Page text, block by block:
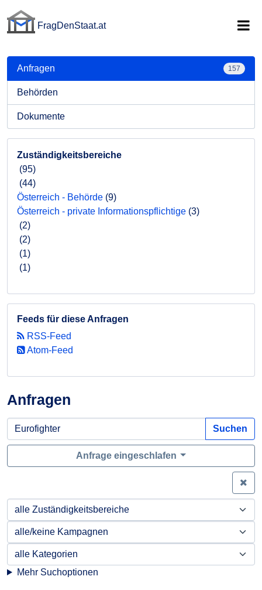
FragDenStaat.at
Anfragen
Suchen
Anfrage eingeschlafen
Mehr Suchoptionen
Anfragen 157
Behörden
Dokumente
Zuständigkeitsbereiche
(95)
(44)
Österreich - Behörde (9)
Österreich - private Informationspflichtige (3)
(2)
(2)
(1)
(1)
Feeds für diese Anfragen
RSS-Feed
Atom-Feed